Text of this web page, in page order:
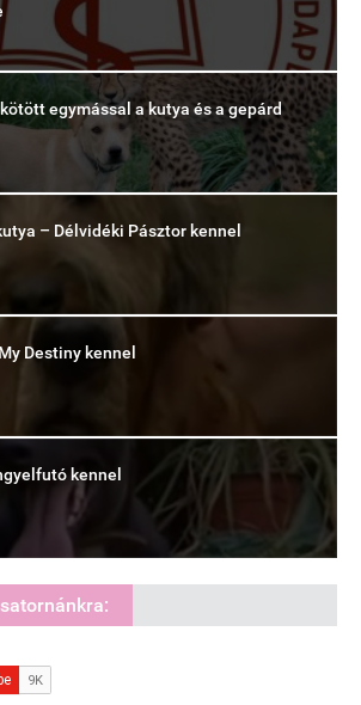
egymással a kutya és a gepárd
– Délvidéki Pásztor kennel
Destiny kennel
kennel